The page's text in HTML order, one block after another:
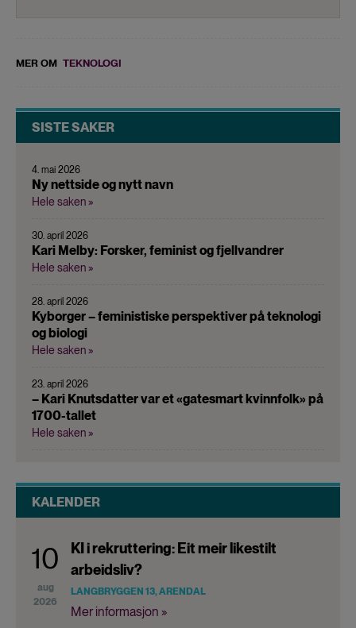
MER OM TEKNOLOGI
SISTE SAKER
4. mai 2026
Ny nettside og nytt navn
Hele saken »
30. april 2026
Kari Melby: Forsker, feminist og fjellvandrer
Hele saken »
28. april 2026
Kyborger – feministiske perspektiver på teknologi
og biologi
Hele saken »
23. april 2026
– Kari Knutsdatter var et «gatesmart kvinnfolk» på
1700-tallet
Hele saken »
KALENDER
10
aug
2026
KI i rekruttering: Eit meir likestilt
arbeidsliv?
LANGBRYGGEN 13, ARENDAL
Mer informasjon »